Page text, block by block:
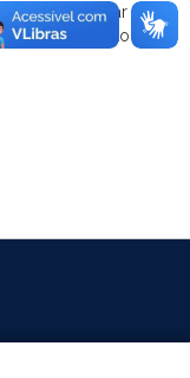
protocolar
Setor de Protocolo